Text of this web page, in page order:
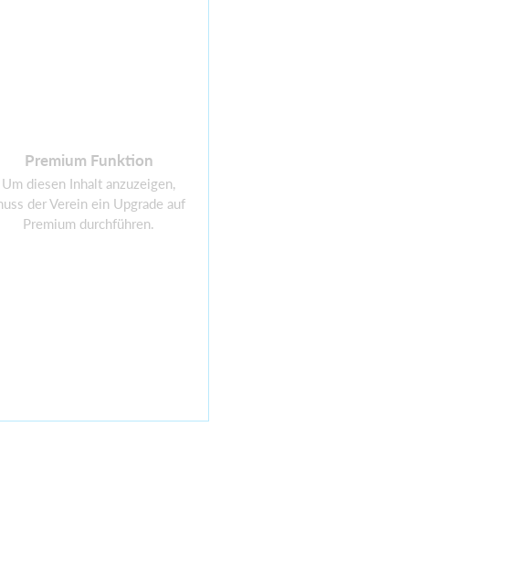
Premium Funktion
Um diesen Inhalt anzuzeigen,
der Verein ein Upgrade auf
Premium durchführen.